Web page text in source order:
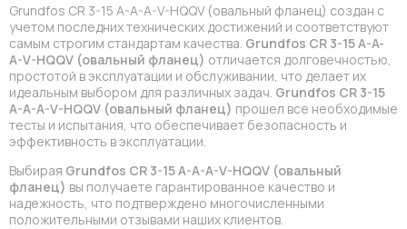
Grundfos CR 3-15 A-A-A-V-HQQV (овальный фланец) создан с
учетом последних технических достижений и соответствуют
самым строгим стандартам качества. Grundfos CR 3-15 A-A-
A-V-HQQV (овальный фланец) отличается долговечностью,
простотой в эксплуатации и обслуживании, что делает их
идеальным выбором для различных задач. Grundfos CR 3-15
A-A-A-V-HQQV (овальный фланец) прошел все необходимые
тесты и испытания, что обеспечивает безопасность и
эффективность в эксплуатации.
Выбирая Grundfos CR 3-15 A-A-A-V-HQQV (овальный
фланец) вы получаете гарантированное качество и
надежность, что подтверждено многочисленными
положительными отзывами наших клиентов.